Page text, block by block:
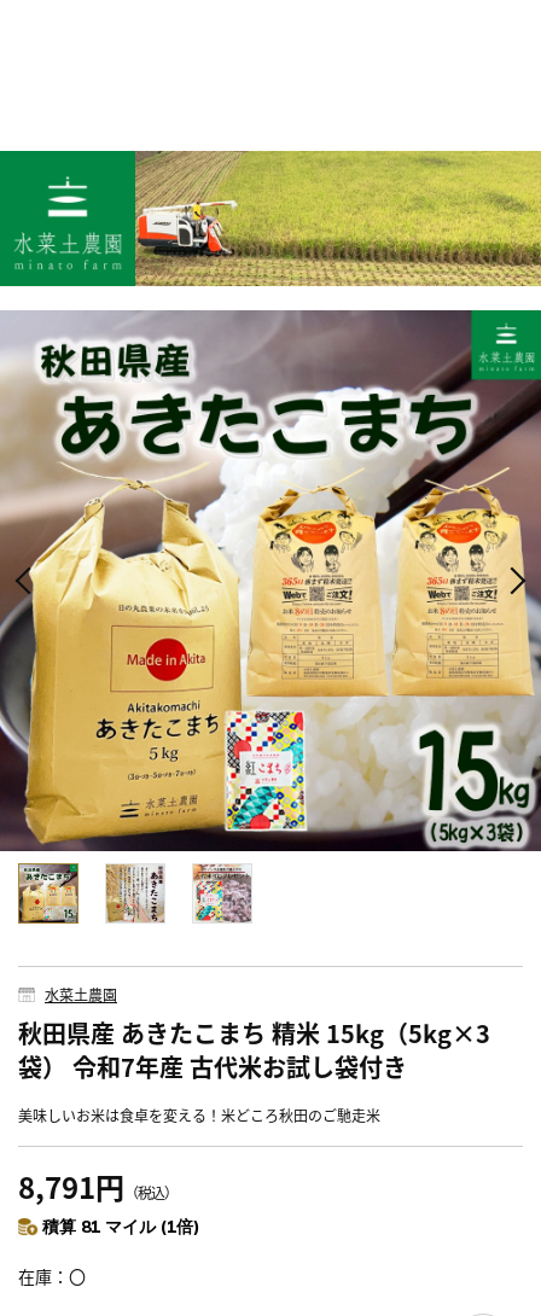
水菜土農園
秋田県産 あきたこまち 精米 15kg（5kg×3
袋） 令和7年産 古代米お試し袋付き
美味しいお米は食卓を変える！米どころ秋田のご馳走米
8,791円 （税込）
積算 81 マイル (1倍)
在庫 〇